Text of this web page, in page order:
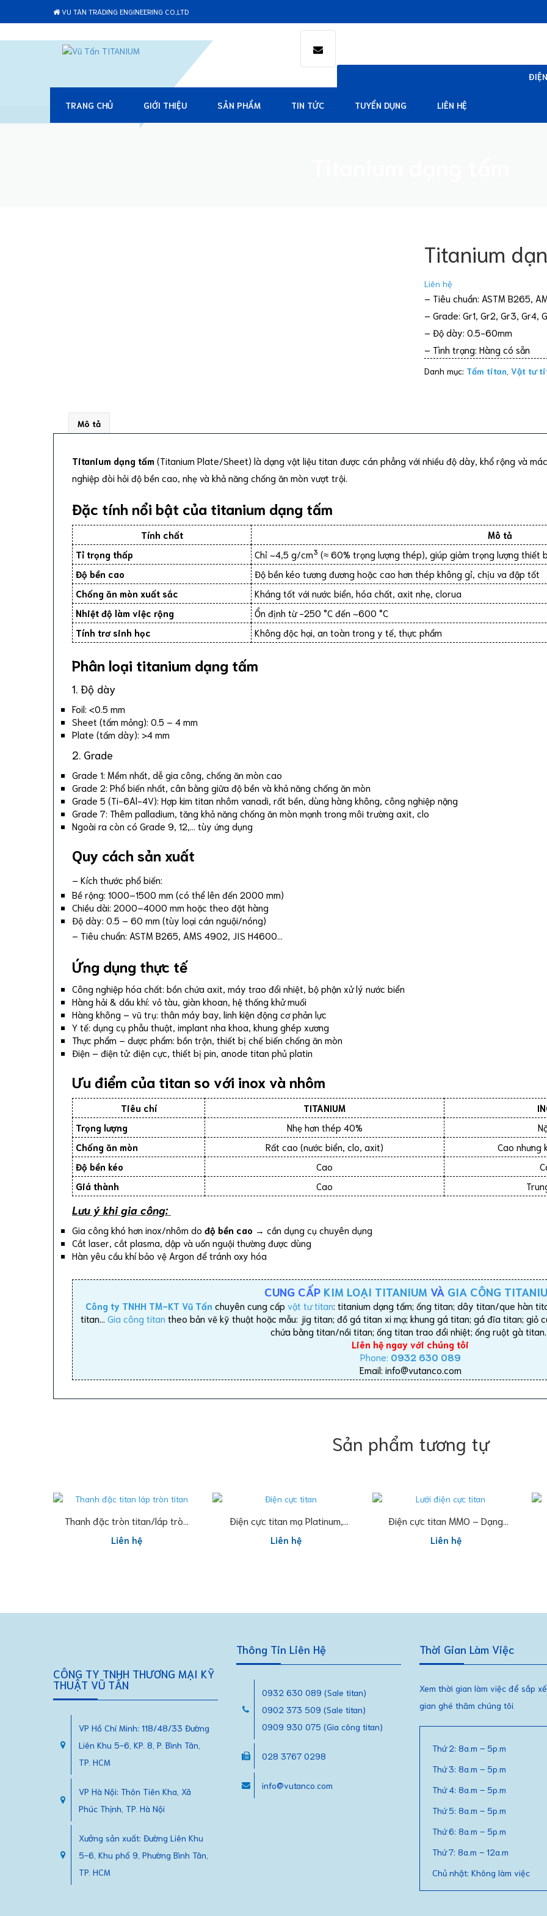
VU TAN TRADING ENGINEERING CO.,LTD
TRANG CHỦ GIỚI THIỆU SẢN PHẨM TIN TỨC TUYỂN DỤNG LIÊN HỆ
Titanium
Liên hệ
– Tiêu chuẩn: ASTM B265,
– Grade: Gr1, Gr2, Gr3, Gr4,
– Độ dày: 0.5-60mm
– Tình trạng: Hàng có sẵn
Danh mục: Tấm titan ,Vật tư
Mô tả
Titanium dạng tấm (Titanium Plate/Sheet) là dạng vật liệu titan được cán phẳng với nhiều độ dày, khổ rộng và
nghiệp đòi hỏi độ bền cao, nhẹ và khả năng chống ăn mòn vượt trội.
Đặc tính nổi bật của titanium dạng tấm
Tính chất
Mô tả
Tỉ trọng thấp
Chỉ ~4,5 g/cm³ (≈ 60% trọng lượng thép), giúp giảm trọng lượng thiết
Độ bền cao
Độ bền kéo tương đương hoặc cao hơn thép không gỉ, chịu va đập tốt
Chống ăn mòn xuất sắc
Kháng tốt với nước biển, hóa chất, axit nhẹ, clorua
Nhiệt độ làm việc rộng
Ổn định từ -250 °C đến ~600 °C
Tính trơ sinh học
Không độc hại, an toàn trong y tế, thực phẩm
Phân loại titanium dạng tấm
1. Độ dày
Foil: <0.5 mm
Sheet (tấm mỏng): 0.5 – 4 mm
Plate (tấm dày): >4 mm
2. Grade
Grade 1: Mềm nhất, dễ gia công, chống ăn mòn cao
Grade 2: Phổ biến nhất, cân bằng giữa độ bền và khả năng chống ăn mòn
Grade 5 (Ti-6Al-4V): Hợp kim titan nhôm vanadi, rất bền, dùng hàng không, công nghiệp nặng
Grade 7: Thêm palladium, tăng khả năng chống ăn mòn mạnh trong môi trường axit, clo
Ngoài ra còn có Grade 9, 12,… tùy ứng dụng
Quy cách sản xuất
– Kích thước phổ biến:
Bề rộng: 1000–1500 mm (có thể lên đến 2000 mm)
Chiều dài: 2000–4000 mm hoặc theo đặt hàng
Độ dày: 0.5 – 60 mm (tùy loại cán nguội/nóng)
– Tiêu chuẩn: ASTM B265, AMS 4902, JIS H4600…
Ứng dụng thực tế
Công nghiệp hóa chất: bồn chứa axit, máy trao đổi nhiệt, bộ phận xử lý nước biển
Hàng hải & dầu khí: vỏ tàu, giàn khoan, hệ thống khử muối
Hàng không – vũ trụ: thân máy bay, linh kiện động cơ phản lực
Y tế: dụng cụ phẫu thuật, implant nha khoa, khung ghép xương
Thực phẩm – dược phẩm: bồn trộn, thiết bị chế biến chống ăn mòn
Điện – điện tử: điện cực, thiết bị pin, anode titan phủ platin
Ưu điểm của titan so với inox và nhôm
Tiêu chí TITANIUM
Trọng lượng
Nhẹ hơn thép 40%
Chống ăn mòn
Rất cao (nước biển, clo, axit)
Cao nhưng
Độ bền kéo
Cao
Giá thành
Cao
Lưu ý khi gia công:
Gia công khó hơn inox/nhôm do độ bền cao → cần dụng cụ chuyên dụng
Cắt laser, cắt plasma, dập và uốn nguội thường được dùng
Hàn yêu cầu khí bảo vệ Argon để tránh oxy hóa
CUNG CẤP KIM LOẠI TITANIUM VÀ GIA CÔNG
Công ty TNHH TM-KT Vũ Tấn chuyên cung cấp vật tư titan: titanium dạng tấm; ống titan; dây titan/que hàn
titan… Gia công titan theo bản vẽ kỹ thuật hoặc mẫu: jig titan; đồ gá titan xi mạ; khung gá titan; gá đĩa titan; giỏ
chứa bằng titan/nồi titan; ống titan trao đổi nhiệt; ống ruột gà
Liên hệ ngay với chúng tôi
Phone: 0932 630 089
Email: info@vutanco.com
Sản phẩm tương tự
Đọc tiếp
Thanh đặc tròn titan/láp tròn
titan
Liên hệ
Đọc tiếp
Điện cực titan mạ Platinum,
điện cực titan MMO
Liên hệ
Đọc tiếp
Điện cực titan MMO – Dạng
lưới
Liên hệ
CÔNG TY TNHH THƯƠNG MẠI KỸ
THUẬT VŨ TẤN
VP Hồ Chí Minh: 118/48/33 Đường
Liên Khu 5-6, KP. 8, P. Bình Tân,
TP. HCM
VP Hà Nội: Thôn Tiên Kha, Xã
Phúc Thịnh, TP. Hà Nội
Xưởng sản xuất: Đường Liên Khu
5-6, Khu phố 9, Phường Bình Tân,
TP. HCM
Thông Tin Liên Hệ
0932 630 089 (Sale titan)
0902 373 509 (Sale titan)
0909 930 075 (Gia công titan)
028 3767 0298
info@vutanco.com
Thời Gian Làm Việc
Xem thời gian làm việc để sắp
gian ghé thăm chúng tôi.
Thứ 2: 8a.m – 5p.m
Thứ 3: 8a.m – 5p.m
Thứ 4: 8a.m – 5p.m
Thứ 5: 8a.m – 5p.m
Thứ 6: 8a.m – 5p.m
Thứ 7: 8a.m – 12a.m
Chủ nhật: Không làm việc